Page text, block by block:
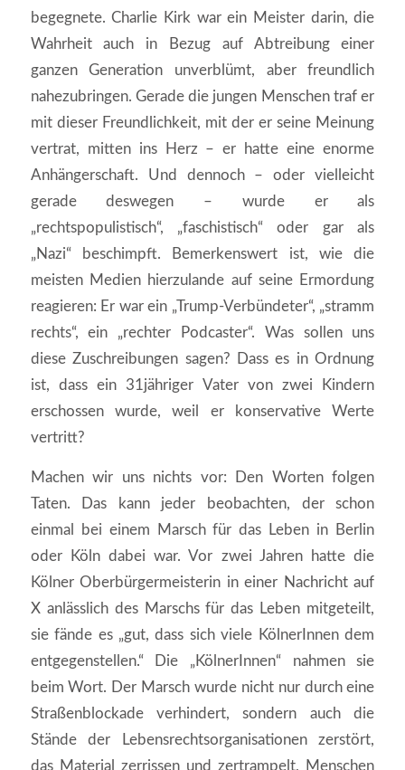
begegnete. Charlie Kirk war ein Meister darin, die
Wahrheit auch in Bezug auf Abtreibung einer
ganzen Generation unverblümt, aber freundlich
nahezubringen. Gerade die jungen Menschen traf er
mit dieser Freundlichkeit, mit der er seine Meinung
vertrat, mitten ins Herz – er hatte eine enorme
Anhängerschaft. Und dennoch – oder vielleicht
gerade deswegen – wurde er als
„rechtspopulistisch“, „faschistisch“ oder gar als
„Nazi“ beschimpft. Bemerkenswert ist, wie die
meisten Medien hierzulande auf seine Ermordung
reagieren: Er war ein „Trump-Verbündeter“, „stramm
rechts“, ein „rechter Podcaster“. Was sollen uns
diese Zuschreibungen sagen? Dass es in Ordnung
ist, dass ein 31jähriger Vater von zwei Kindern
erschossen wurde, weil er konservative Werte
vertritt?
Machen wir uns nichts vor: Den Worten folgen
Taten. Das kann jeder beobachten, der schon
einmal bei einem Marsch für das Leben in Berlin
oder Köln dabei war. Vor zwei Jahren hatte die
Kölner Oberbürgermeisterin in einer Nachricht auf
X anlässlich des Marschs für das Leben mitgeteilt,
sie fände es „gut, dass sich viele KölnerInnen dem
entgegenstellen.“ Die „KölnerInnen“ nahmen sie
beim Wort. Der Marsch wurde nicht nur durch eine
Straßenblockade verhindert, sondern auch die
Stände der Lebensrechtsorganisationen zerstört,
das Material zerrissen und zertrampelt, Menschen